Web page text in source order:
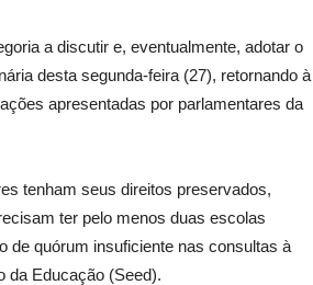
a discutir e, eventualmente, adotar o
desta segunda-feira (27), retornando à
apresentadas por parlamentares da
tenham seus direitos preservados,
ter pelo menos duas escolas
de quórum insuficiente nas consultas à
da Educação (Seed).